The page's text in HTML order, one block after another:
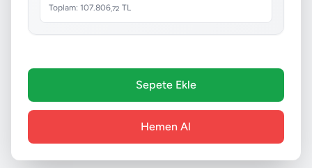
Toplam: 107.806,72 TL
Sepete Ekle
Hemen Al